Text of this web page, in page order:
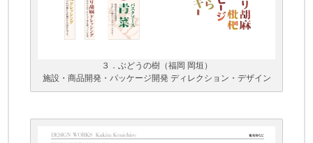
３．ぶどうの樹（福岡 岡垣）
施設・商品開発・パッケージ開発 ディレクション・デザイン